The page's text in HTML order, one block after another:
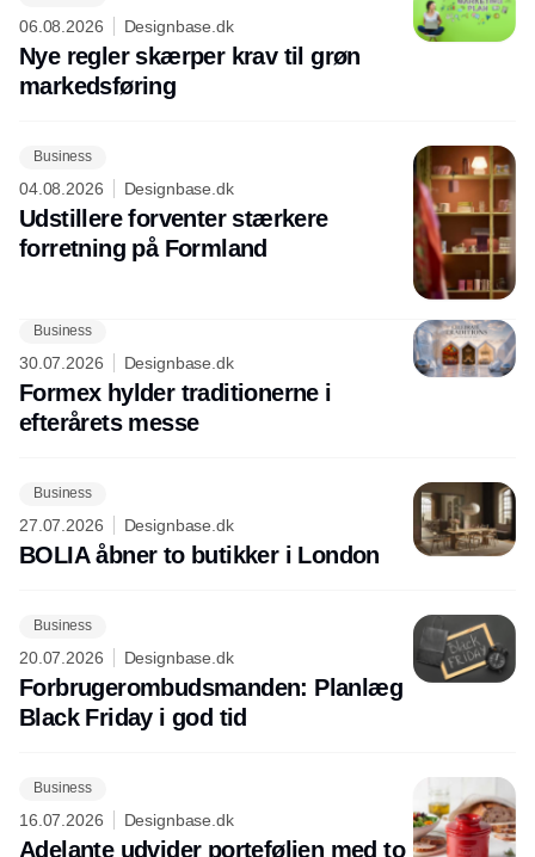
06.08.2026 Designbase.dk
Nye regler skærper krav til grøn
markedsføring
Business
04.08.2026 Designbase.dk
Udstillere forventer stærkere
forretning på Formland
Business
30.07.2026 Designbase.dk
Formex hylder traditionerne i
efterårets messe
Business
27.07.2026 Designbase.dk
BOLIA åbner to butikker i London
Business
20.07.2026 Designbase.dk
Forbrugerombudsmanden: Planlæg
Black Friday i god tid
Business
16.07.2026 Designbase.dk
Adelante udvider porteføljen med to